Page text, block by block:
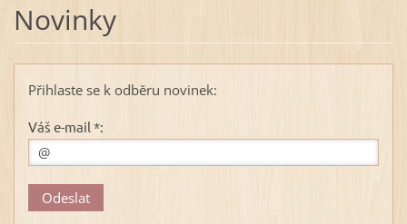
Novinky
Přihlaste se k odběru novinek:
Váš e-mail *: